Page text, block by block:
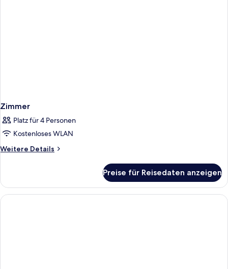
Zimmer
Platz für 4 Personen
Kostenloses WLAN
Weitere Details
Weitere
Preise für Reisedaten anzeigen